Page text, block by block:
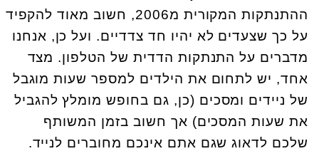
ההתנתקות המקורית מ2006, חשוב מאוד להקפיד
על כך שצעדים לא יהיו חד צדדיים. ועל כן, אנחנו
מדברים על התנתקות הדדית של הטלפון. מצד
אחד, יש לתחום את הילדים למספר שעות מוגבל
של ניידים ומסכים (כן, גם בחופש מומלץ להגביל
את שעות המסכים) אך חשוב בזמן המשותף
שלכם לדאוג שגם אתם אינכם מחוברים לנייד.